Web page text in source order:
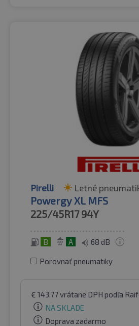
Pirelli Letné
Powergy XL MFS
225/45R17 94Y
B A 68 dB
Porovnať pneumatiky
€ 143.77vrátane DPH podľa
NA SKLADE
Doprava zadarmo